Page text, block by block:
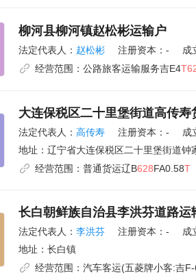
柳河县柳河镇赵松彬运输户
法定代表人： 赵松彬 注册资本：-
成
经营范围： 公路旅客运输服务吉E4
大连保税区二十里堡街道高传寿
法定代表人： 高传寿 注册资本：-
成
地址： 辽宁省大连保税区二十里堡街道钟
经营范围： 普通货运辽B628FA0.58T
长白朝鲜族自治县李洪芬道路运
法定代表人： 李洪芬 注册资本：-
成
地址： 长白镇
经营范围： 汽车客运(五菱牌小客:吉F-